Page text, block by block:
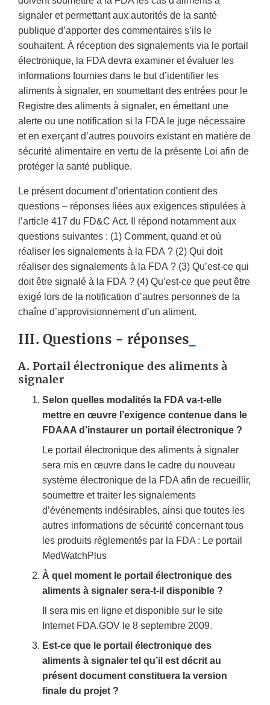
signaler et permettant aux autorités de la santé
publique d’apporter des commentaires s’ils le
souhaitent. À réception des signalements via le portail
électronique, la FDA devra examiner et évaluer les
informations fournies dans le but d’identifier les
aliments à signaler, en soumettant des entrées pour le
Registre des aliments à signaler, en émettant une
alerte ou une notification si la FDA le juge nécessaire
et en exerçant d’autres pouvoirs existant en matière de
sécurité alimentaire en vertu de la présente Loi afin de
protéger la santé publique.
Le présent document d’orientation contient des
questions – réponses liées aux exigences stipulées à
l’article 417 du FD&C Act. Il répond notamment aux
questions suivantes : (1) Comment, quand et où
réaliser les signalements à la FDA ? (2) Qui doit
réaliser des signalements à la FDA ? (3) Qu’est-ce qui
doit être signalé à la FDA ? (4) Qu’est-ce que peut être
exigé lors de la notification d’autres personnes de la
chaîne d’approvisionnement d’un aliment.
III. Questions - réponses
A. Portail électronique des aliments à
signaler
Selon quelles modalités la FDA va-t-elle
mettre en œuvre l’exigence contenue dans le
FDAAA d’instaurer un portail électronique ?
Le portail électronique des aliments à signaler
sera mis en œuvre dans le cadre du nouveau
système électronique de la FDA afin de recueillir,
soumettre et traiter les signalements
d’événements indésirables, ainsi que toutes les
autres informations de sécurité concernant tous
les produits règlementés par la FDA : Le portail
MedWatchPlus
À quel moment le portail électronique des
aliments à signaler sera-t-il disponible ?
Il sera mis en ligne et disponible sur le site
Internet FDA.GOV le 8 septembre 2009.
Est-ce que le portail électronique des
aliments à signaler tel qu’il est décrit au
présent document constituera la version
finale du projet ?